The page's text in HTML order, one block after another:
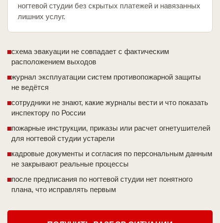
ногтевой студии без скрытых платежей и навязанных
лишних услуг.
схема эвакуации не совпадает с фактическим
расположением выходов
журнал эксплуатации систем противопожарной защиты
не ведётся
сотрудники не знают, какие журналы вести и что показать
инспектору по России
пожарные инструкции, приказы или расчет огнетушителей
для ногтевой студии устарели
кадровые документы и согласия по персональным данным
не закрывают реальные процессы
после предписания по ногтевой студии нет понятного
плана, что исправлять первым